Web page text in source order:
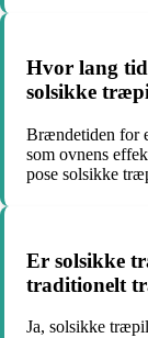
Hvor lang
solsikke
Brændetiden for
som ovnens
pose solsikke
Er solsikke
traditionelt
Ja, solsikke